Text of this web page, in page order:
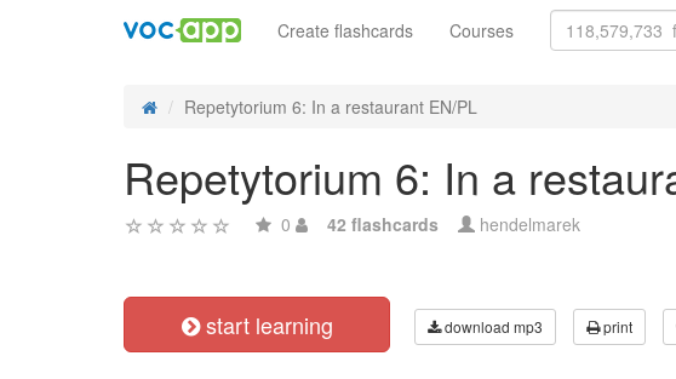
Create flashcards Courses
Repetytorium 6: In a restaurant EN/PL
Repetytorium 6: In a
0 42 flashcards hendelmarek
start learning download mp3 print